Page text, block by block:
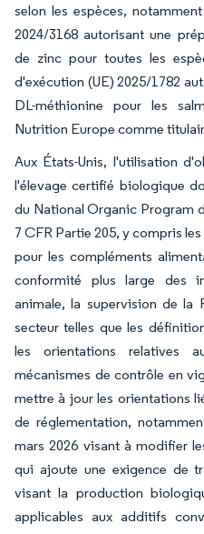
selon les espèces,
2024/3168 autorisant une
de zinc pour toutes les
d'exécution (UE) 2025/1782
DL-méthionine pour les
Nutrition Europe comme
Aux États-Unis, l'utilisation
l'élevage certifié biologique
du National Organic Program
7 CFR Partie 205, y compris
pour les compléments
conformité plus large des
animale, la supervision de la
secteur telles que les
les orientations relatives
mécanismes de contrôle en
mettre à jour les orientations
de réglementation,
mars 2026 visant à modifier
qui ajoute une exigence de
visant la production
applicables aux additifs